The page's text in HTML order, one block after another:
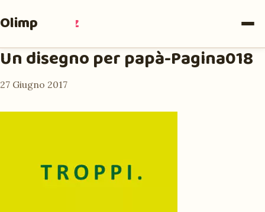
Olimpia Ruiz
Un disegno per papà-Pagina018
27 Giugno 2017